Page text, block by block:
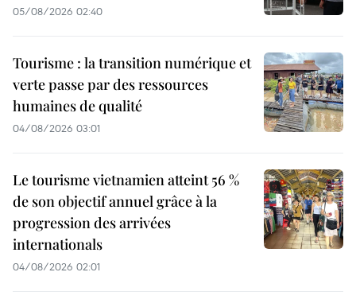
05/08/2026 02:40
Tourisme : la transition numérique et
verte passe par des ressources
humaines de qualité
04/08/2026 03:01
Le tourisme vietnamien atteint 56 %
de son objectif annuel grâce à la
progression des arrivées
internationals
04/08/2026 02:01